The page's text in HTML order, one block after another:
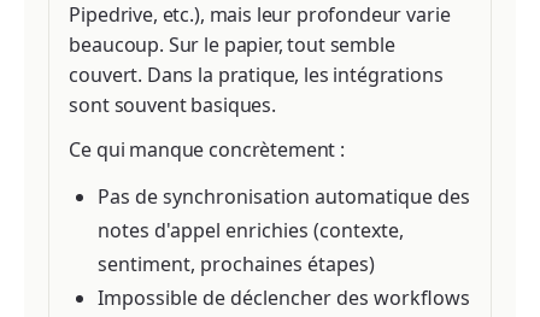
Pipedrive, etc.), mais leur profondeur varie
beaucoup. Sur le papier, tout semble
couvert. Dans la pratique, les intégrations
sont souvent basiques.
Ce qui manque concrètement :
Pas de synchronisation automatique des
notes d'appel enrichies (contexte,
sentiment, prochaines étapes)
Impossible de déclencher des workflows